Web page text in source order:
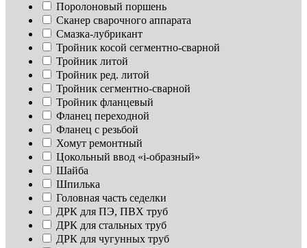
Поролоновый поршень
Сканер сварочного аппарата
Смазка-лубрикант
Тройник косой сегментно-сварной
Тройник литой
Тройник ред. литой
Тройник сегментно-сварной
Тройник фланцевый
Фланец переходной
Фланец с резьбой
Хомут ремонтный
Цокольный ввод «i-образный»
Шайба
Шпилька
Головная часть седелки
ДРК для ПЭ, ПВХ труб
ДРК для стальных труб
ДРК для чугунных труб